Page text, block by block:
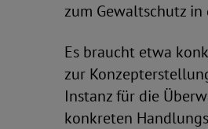
zum Gewaltschutz
Es braucht etwa
zur
Instanz für die
konkreten